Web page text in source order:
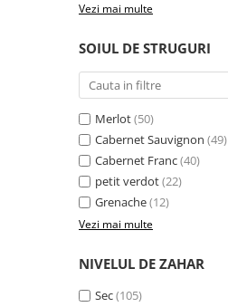
Vezi mai multe
SOIUL DE STRUGURI
Merlot(50)
Cabernet Sauvignon (49)
Cabernet Franc(40)
petit verdot(22)
Grenache(12)
Vezi mai multe
NIVELUL DE ZAHAR
Sec(105)